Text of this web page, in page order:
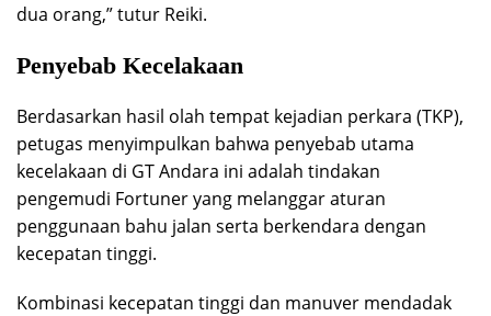
dua orang,” tutur Reiki.
Penyebab Kecelakaan
Berdasarkan hasil olah tempat kejadian perkara (TKP),
petugas menyimpulkan bahwa penyebab utama
kecelakaan di GT Andara ini adalah tindakan
pengemudi Fortuner yang melanggar aturan
penggunaan bahu jalan serta berkendara dengan
kecepatan tinggi.
Kombinasi kecepatan tinggi dan manuver mendadak